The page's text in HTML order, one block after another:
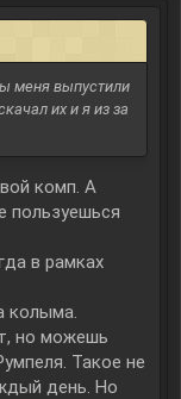
меня выпустили
их и я из за
комп. А
пользуешься
в рамках
колыма.
но можешь
Такое не
день. Но